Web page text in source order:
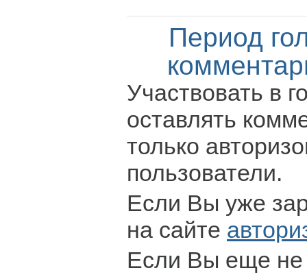
Период
Участвовать в
оставлять
только
пользователи.
Если Вы уже
на сайте
Если Вы еще не